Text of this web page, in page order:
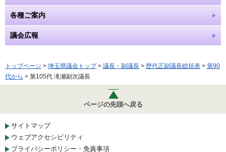
各種ご案内
議会広報
トップページ > 埼玉県議会トップ> 議長・副議長 > 歴代正副議長総括表 > 第90
代から > 第105代 滝瀬副次議長
ページの先頭へ戻る
サイトマップ
ウェブアクセシビリティ
プライバシーポリシー・免責事項